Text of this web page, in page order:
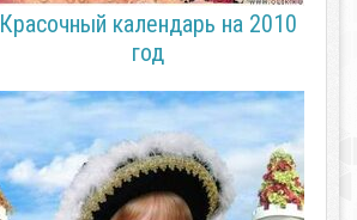
Красочный календарь на 2010
год